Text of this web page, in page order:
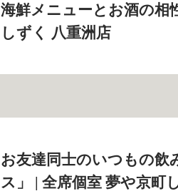
海鮮メニューとお酒の相
しずく 八重洲店
お友達同士のいつもの飲
ス」 | 全席個室 夢や京町